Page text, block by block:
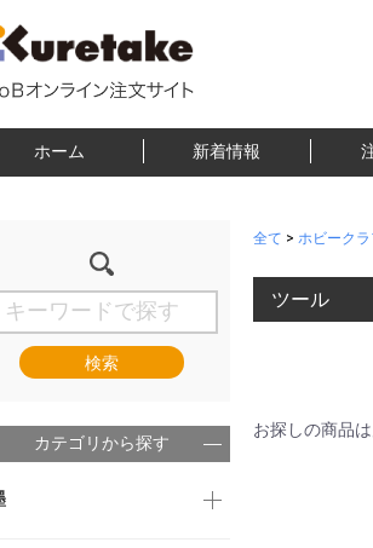
ホーム 新着情報
検索
カテゴリから探す
全て > ホビーク
ツール
お探しの商品